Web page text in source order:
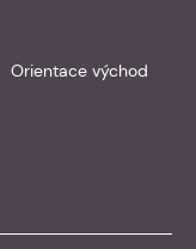
Orientace východ